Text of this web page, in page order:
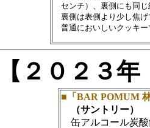
センチ）、裏側にも同じ
裏側は表側より少し焦げ
【２０２３
■「BAR POMUM
（サントリー）
缶アルコール炭酸